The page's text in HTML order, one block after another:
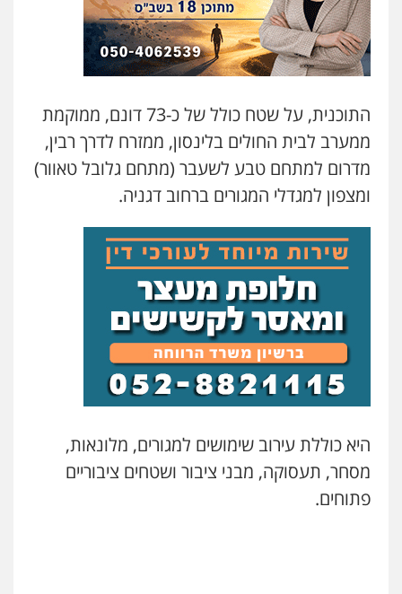
התוכנית, על שטח כולל של כ-73 דונם, ממוקמת
ממערב לבית החולים בלינסון, ממזרח לדרך רבין,
מדרום למתחם טבע לשעבר (מתחם גלובל טאוור)
ומצפון למגדלי המגורים ברחוב דגניה.
היא כוללת עירוב שימושים למגורים, מלונאות,
מסחר, תעסוקה, מבני ציבור ושטחים ציבוריים
פתוחים.